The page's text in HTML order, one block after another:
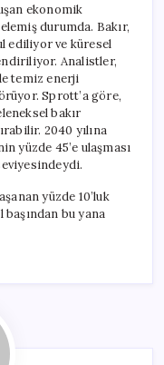
ekonomik
durumda. Bakır,
ediliyor ve küresel
Analistler,
temiz enerji
Sprott’a göre,
bakır
2040 yılına
yüzde 45’e ulaşması
yüzde 10’luk
bu yana